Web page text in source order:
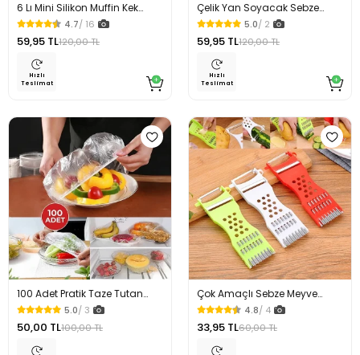
6 Lı Mini Silikon Muffin Kek
Kalıbı
4.7/ 16
59,95 TL120,00 TL
Hızlı
Teslimat
Çelik Yan Soyacak Sebze
Domates Patates Soyacağı
5.0/ 2
59,95 TL120,00 TL
Hızlı
Teslimat
100 Adet Pratik Taze Tutan
Tencere Tabak Bonesi
5.0/ 3
50,00 TL100,00 TL
Çok Amaçlı Sebze Meyve
Dilimleyici 4.8/ 4
33,95 TL60,00 TL